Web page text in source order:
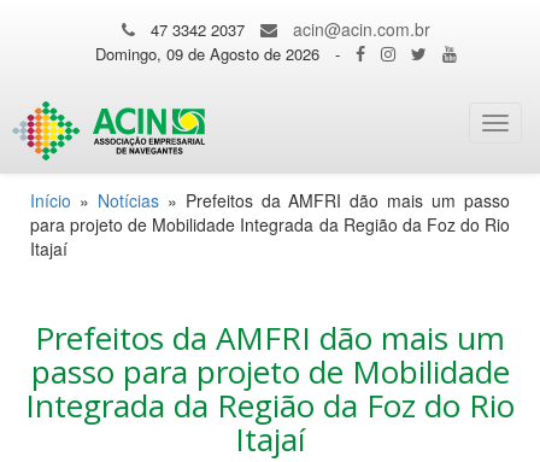
47 3342 2037 acin@acin.com.br
Domingo, 09 de Agosto de 2026 -
Início » Notícias» Prefeitos da AMFRI dão mais um passo
para projeto de Mobilidade Integrada da Região da Foz do Rio
Itajaí
Prefeitos da AMFRI dão mais um
passo para projeto de Mobilidade
Integrada da Região da Foz do Rio
Itajaí